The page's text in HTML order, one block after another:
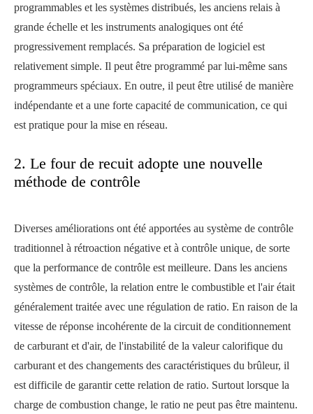
programmables et les systèmes distribués, les anciens relais à
grande échelle et les instruments analogiques ont été
progressivement remplacés. Sa préparation de logiciel est
relativement simple. Il peut être programmé par lui-même sans
programmeurs spéciaux. En outre, il peut être utilisé de manière
indépendante et a une forte capacité de communication, ce qui
est pratique pour la mise en réseau.
2. Le four de recuit adopte une nouvelle
méthode de contrôle
Diverses améliorations ont été apportées au système de contrôle
traditionnel à rétroaction négative et à contrôle unique, de sorte
que la performance de contrôle est meilleure. Dans les anciens
systèmes de contrôle, la relation entre le combustible et l'air était
généralement traitée avec une régulation de ratio. En raison de la
vitesse de réponse incohérente de la circuit de conditionnement
de carburant et d'air, de l'instabilité de la valeur calorifique du
carburant et des changements des caractéristiques du brûleur, il
est difficile de garantir cette relation de ratio. Surtout lorsque la
charge de combustion change, le ratio ne peut pas être maintenu.